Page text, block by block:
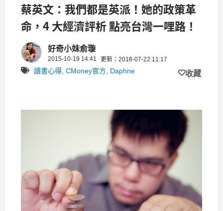
蔡英文：我們都是英派！她的政策革
命，4 大經濟評析 點亮台灣一哩路！
好奇小妹俞璇
2015-10-19 14:41 更新：2018-07-22 11:17
讀書心得 CMoney官方 Daphne 收藏